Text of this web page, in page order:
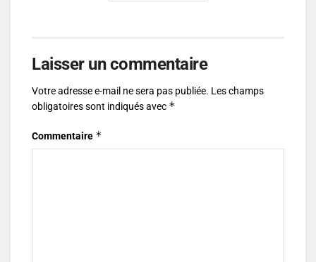
Laisser un commentaire
Votre adresse e-mail ne sera pas publiée. Les champs
obligatoires sont indiqués avec *
Commentaire *